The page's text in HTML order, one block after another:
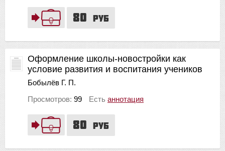
80 руб
80 руб
Оформление школы-новостройки как
условие развития и воспитания учеников
Бобылёв Г. П.
Просмотров: 99 Есть аннотация